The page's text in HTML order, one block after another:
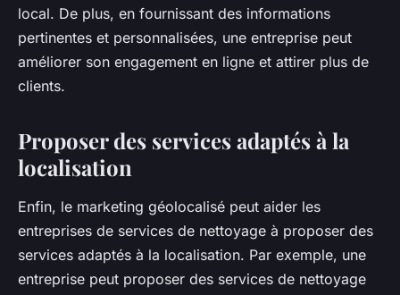
local. De plus, en fournissant des informations
pertinentes et personnalisées, une entreprise peut
améliorer son engagement en ligne et attirer plus de
clients.
Proposer des services adaptés à la
localisation
Enfin, le marketing géolocalisé peut aider les
entreprises de services de nettoyage à proposer des
services adaptés à la localisation. Par exemple, une
entreprise peut proposer des services de nettoyage